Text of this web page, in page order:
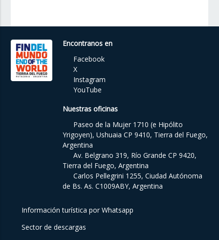
Encontranos en
Facebook
X
Instagram
YouTube
Nuestras oficinas
Paseo de la Mujer 1710 (e Hipólito
Yrigoyen), Ushuaia CP 9410, Tierra del Fuego,
Argentina
Av. Belgrano 319, Río Grande CP 9420,
Tierra del Fuego, Argentina
Carlos Pellegrini 1255, Ciudad Autónoma
de Bs. As. C1009ABY, Argentina
Información turística por Whatsapp
Sector de descargas